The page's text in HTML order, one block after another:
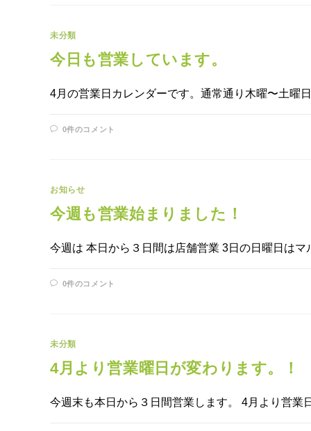
未分類
今日も営業しています。
4月の営業日カレンダーです。通常通り木曜〜土曜
0件のコメント
お知らせ
今週も営業始まりました！
今週は 本日から３日間は店舗営業 3日の日曜日は
0件のコメント
未分類
4月より営業曜日が変わります。！
今週末も本日から３日間営業します。 4月より営業